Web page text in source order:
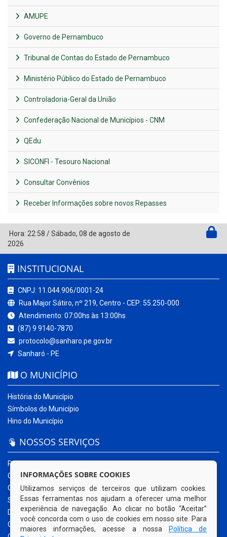
AMUPE
Governo de Pernambuco
Tribunal de Contas do Estado de Pernambuco
Ministério Público do Estado de Pernambuco
Controladoria-Geral da União
Confederação Nacional de Municípios - CNM
QEdu
SICONFI - Tesouro Nacional
Consultar Convênios
Receber Informações sobre novos Repasses
Hora: 22:58 /Sábado, 08 de agosto de
2026
INSTITUCIONAL
CNPJ: 11.044.906/0001-24
Rua Major Sátiro, nº 219, Centro - CEP: 55.250-000
Atendimento: 07:00hs às 13:00hs
(87) 9 9140-7870
protocolo@sanharo.pe.gov.br
Sanharó - PE
O MUNICÍPIO
História do Município
Símbolos do Município
Hino do Município
NOSSOS SERVIÇOS
Portal da Transparência
Carta de Serviços ao Usuário
Ouvidoria Municipal
Sistema Eletrônico – e-SIC
Diário Oficial
Quadro de Avisos
INFORMAÇÕES SOBRE COOKIES
Utilizamos serviços de terceiros que utilizam cookies.
Essas ferramentas nos ajudam a oferecer uma melhor
experiência de navegação. Ao clicar no botão “Aceitar”
você concorda com o uso de cookies em nosso site. Para
maiores informações, acesse a nossa
Política de